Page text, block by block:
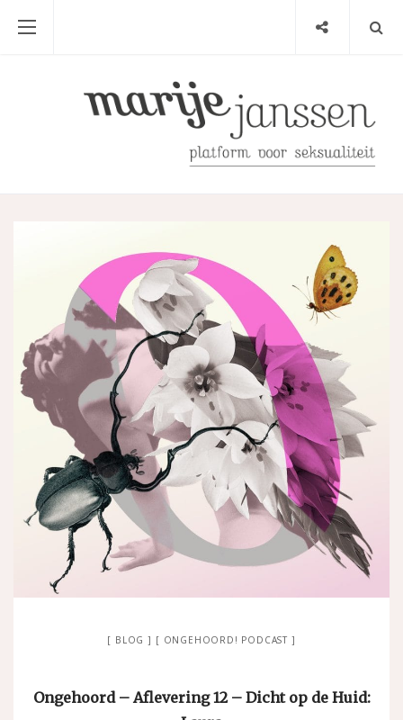
BLOG ONGEHOORD! PODCAST
Ongehoord – Aflevering 12 – Dicht op de Huid: